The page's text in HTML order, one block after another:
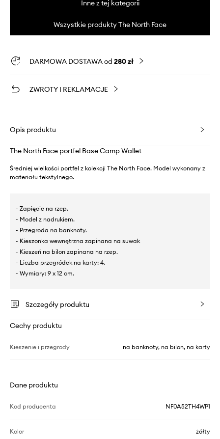
Inne z tej kategorii
Wszystkie produkty The North Face
DARMOWA DOSTAWA od 280 zł
ZWROTY I REKLAMACJE
Opis produktu
The North Face portfel Base Camp Wallet
Średniej wielkości portfel z kolekcji The North Face. Model wykonany z
materiału tekstylnego.
- Zapięcie na rzep.
- Model z nadrukiem.
- Przegroda na banknoty.
- Kieszonka wewnętrzna zapinana na suwak
- Kieszeń na bilon zapinana na rzep.
- Liczba przegródek na karty: 4.
- Wymiary: 9 x 12 cm.
Szczegóły produktu
Cechy produktu
Kieszenie i przegrody na banknoty, na bilon, na karty
Dane produktu
Kod producenta NF0A52TH4WP1
Kolor żółty